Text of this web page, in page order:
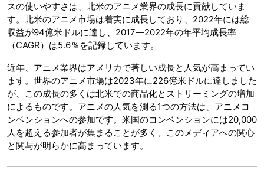
スの使いやすさは、北米のアニメ業界の成長に貢献していま
す。北米のアニメ市場は着実に成長しており、2022年には総
収益が94億米ドルに達し、2017―2022年の年平均成長率
（CAGR）は5.6％を記録しています。
近年、アニメ業界はアメリカで著しい成長と人気が高まってい
ます。世界のアニメ市場は2023年に226億米ドルに達しました
が、この成長の多くは北米での商品化とストリーミングの増加
によるものです。アニメの人気を測る1つの方法は、アニメコ
ンベンションへの参加です。米国のコンベンションには20,000
人を超える参加者が集まることが多く、このメディアへの関心
と関与が明らかに高まっています。